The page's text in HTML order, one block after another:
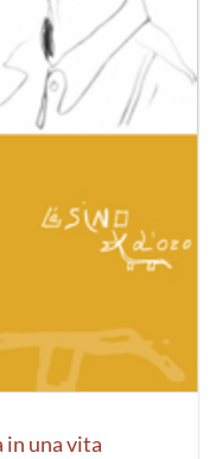
in una vita